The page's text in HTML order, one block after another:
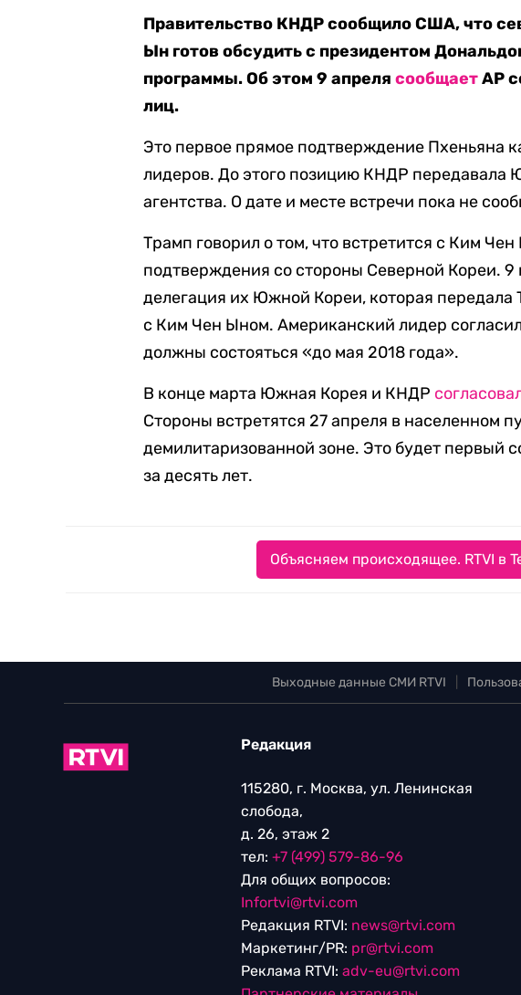
Правительство КНДР сообщило США, что
Ын готов обсудить с президентом
программы. Об этом 9 апрелясообщаетАР
лиц.
Это первое прямое подтверждение Пхеньяна
лидеров. До этого позицию КНДР передавала
агентства. О дате и месте встречи пока не
Трамп говорил о том, что встретится с Ким
подтверждения со стороны Северной Кореи. 9
делегация их Южной Кореи, которая
с Ким Чен Ыном. Американский лидер
должны состояться «до мая 2018 года».
В конце марта Южная Корея и КНДР
Стороны встретятся 27 апреля в населенном
демилитаризованной зоне. Это будет первый
за десять лет.
Объясняем происходящее. RTVI в
Выходные данные СМИ RTVI
Редакция
115280, г. Москва, ул. Ленинская
слобода,
д. 26, этаж 2
тел: +7 (499) 579-86-96
Для общих вопросов:
Infortvi@rtvi.com
Редакция RTVI: news@rtvi.com
Маркетинг/PR: pr@rtvi.com
Реклама RTVI: adv-eu@rtvi.com